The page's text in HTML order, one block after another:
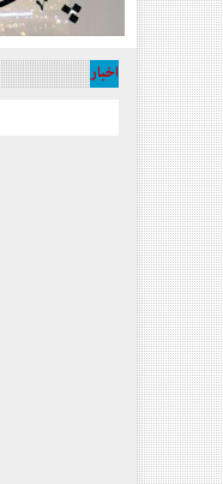
أخبار